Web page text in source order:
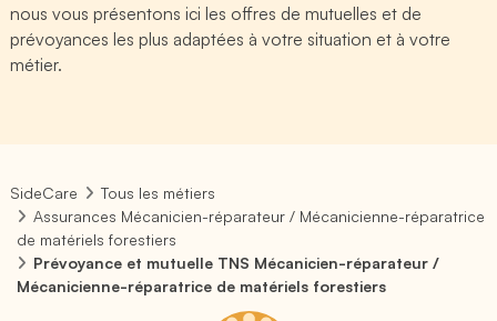
nous vous présentons ici les offres de mutuelles et de
prévoyances les plus adaptées à votre situation et à votre
métier.
SideCare
Tous les métiers
Assurances Mécanicien-réparateur / Mécanicienne-réparatrice
de matériels forestiers
Prévoyance et mutuelle TNS Mécanicien-réparateur /
Mécanicienne-réparatrice de matériels forestiers